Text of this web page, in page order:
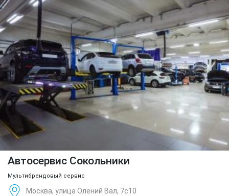
Автосервис Сокольники
Мультибрендовый сервис
Москва, улица Олений Вал, 7с10